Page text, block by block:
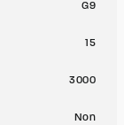
G9
15
3000
Non